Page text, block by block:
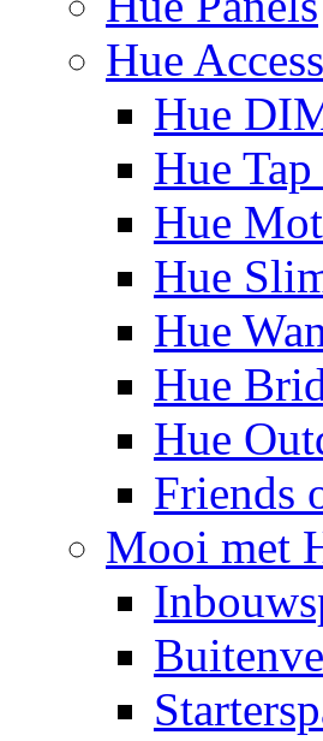
Hue
Hue
Hue
Hue
Hue
Hue
Hue
Hue
Friends
Mooi met